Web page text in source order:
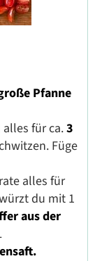
Pfanne
für ca.3
Füge
alles für
du mit 1
aus der